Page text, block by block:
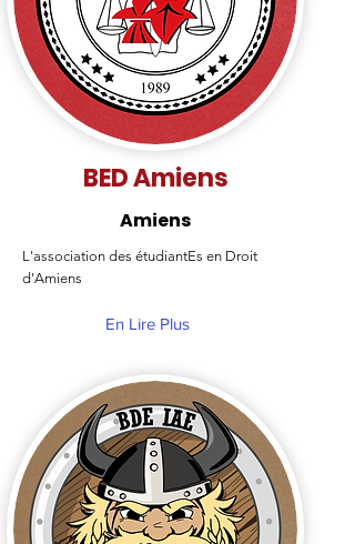
BED Amiens
Amiens
L'association des étudiantEs en Droit
d'Amiens
En Lire Plus